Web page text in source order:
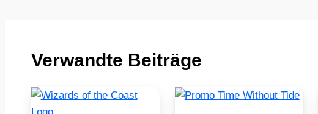
Verwandte Beiträge